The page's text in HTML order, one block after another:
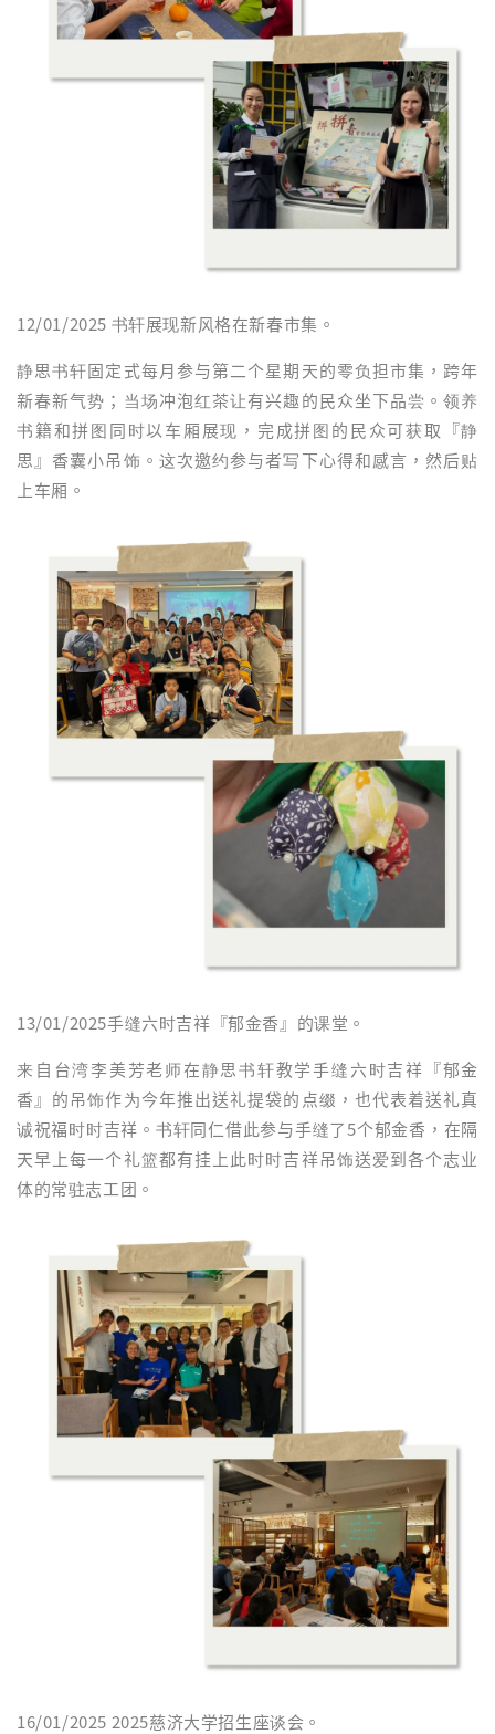
12/01/2025 书轩展现新风格在新春市集。
静思书轩固定式每月参与第二个星期天的零负担市集，跨年
新春新气势；当场冲泡红茶让有兴趣的民众坐下品尝。领养
书籍和拼图同时以车厢展现，完成拼图的民众可获取『静
思』香囊小吊饰。这次邀约参与者写下心得和感言，然后贴
上车厢。
13/01/2025手缝六时吉祥『郁金香』的课堂。
来自台湾李美芳老师在静思书轩教学手缝六时吉祥『郁金
香』的吊饰作为今年推出送礼提袋的点缀，也代表着送礼真
诚祝福时时吉祥。书轩同仁借此参与手缝了5个郁金香，在隔
天早上每一个礼篮都有挂上此时时吉祥吊饰送爱到各个志业
体的常驻志工团。
16/01/2025 2025慈济大学招生座谈会。